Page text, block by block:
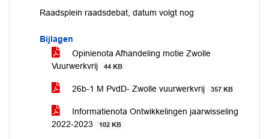
Raadsplein raadsdebat, datum volgt nog
Bijlagen
Opinienota Afhandeling motie Zwolle
Vuurwerkvrij
44 KB
26b-1 M PvdD- Zwolle vuurwerkvrij 357 KB
Informatienota Ontwikkelingen jaarwisseling
2022-2023
102 KB